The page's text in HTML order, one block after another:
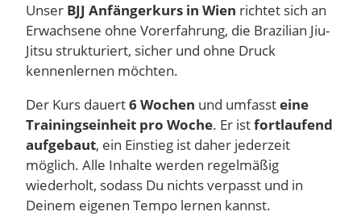
Unser BJJ Anfängerkurs in Wien richtet sich an
Erwachsene ohne Vorerfahrung, die Brazilian Jiu-
Jitsu strukturiert, sicher und ohne Druck
kennenlernen möchten.
Der Kurs dauert6 Wochen und umfassteine
Trainingseinheit pro Woche. Er istfortlaufend
aufgebaut, ein Einstieg ist daher jederzeit
möglich. Alle Inhalte werden regelmäßig
wiederholt, sodass Du nichts verpasst und in
Deinem eigenen Tempo lernen kannst.